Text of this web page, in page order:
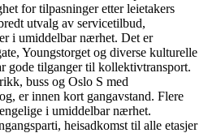
for tilpasninger etter leietakers
utvalg av servicetilbud,
i umiddelbar nærhet. Det er
Youngstorget og diverse kulturelle
gode tilganger til kollektivtransport.
buss og Oslo S med
er innen kort gangavstand. Flere
i umiddelbar nærhet.
heisadkomst til alle etasjer